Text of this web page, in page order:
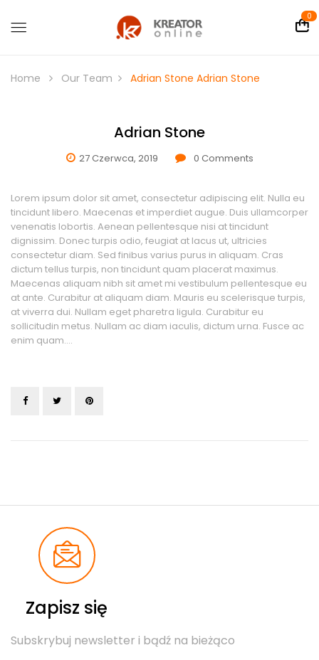
0
Home Our Team Adrian Stone Adrian Stone
Adrian Stone
27 Czerwca, 2019 0 Comments
Lorem ipsum dolor sit amet, consectetur adipiscing elit. Nulla eu
tincidunt libero. Maecenas et imperdiet augue. Duis ullamcorper
venenatis lobortis. Aenean pellentesque nisi at tincidunt
dignissim. Donec turpis odio, feugiat at lacus ut, ultricies
consectetur diam. Sed finibus varius purus in aliquam. Cras
dictum tellus turpis, non tincidunt quam placerat maximus.
Maecenas aliquam nibh sit amet mi vestibulum pellentesque eu
at ante. Curabitur at aliquam diam. Mauris eu scelerisque turpis,
at viverra dui. Nullam eget pharetra ligula. Curabitur eu
sollicitudin metus. Nullam ac diam iaculis, dictum urna. Fusce ac
enim quam….
Zapisz się
Subskrybuj newsletter i bądź na bieżąco